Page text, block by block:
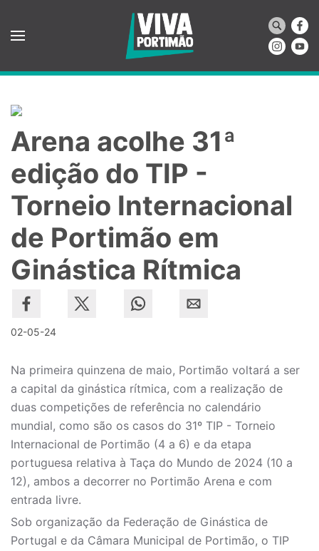
Saltar para o conteúdo principal
Arena acolhe 31ª
edição do TIP -
Torneio Internacional
de Portimão em
Ginástica Rítmica
02-05-24
Na primeira quinzena de maio, Portimão voltará a ser
a capital da ginástica rítmica, com a realização de
duas competições de referência no calendário
mundial, como são os casos do 31º TIP - Torneio
Internacional de Portimão (4 a 6) e da etapa
portuguesa relativa à Taça do Mundo de 2024 (10 a
12), ambos a decorrer no Portimão Arena e com
entrada livre.
Sob organização da Federação de Ginástica de
Portugal e da Câmara Municipal de Portimão, o TIP